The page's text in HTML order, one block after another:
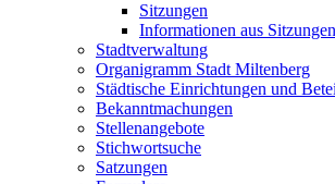
Sitzungen
Informationen aus Sitzungen
Stadtverwaltung
Organigramm Stadt Miltenberg
Städtische Einrichtungen und
Bekanntmachungen
Stellenangebote
Stichwortsuche
Satzungen